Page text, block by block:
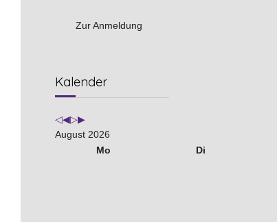
Zur Anmeldung
Kalender
Vorheriges
Jahr
Vorheriger
Monat
Nächstes
Jahr
Nächstes
Monat
August 2026
Mo
Di